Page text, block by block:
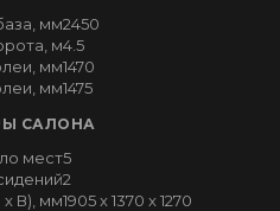
мм2450
м4.5
мм1470
мм1475
САЛОНА
мест5
2
В), мм1905 x 1370 x 1270